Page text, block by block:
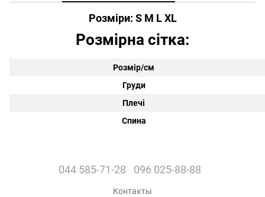
Розміри: S M L XL
Розмірна сітка:
Розмір/см
Груди
Плечі
Спина
044 585-71-28 096 025-88-88
Контакты